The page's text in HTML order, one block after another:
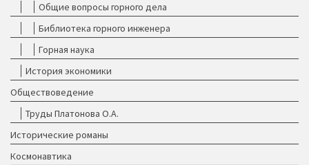
Общие вопросы горного дела
Библиотека горного инженера
Горная наука
История экономики
Обществоведение
Труды Платонова О.А.
Исторические романы
Космонавтика